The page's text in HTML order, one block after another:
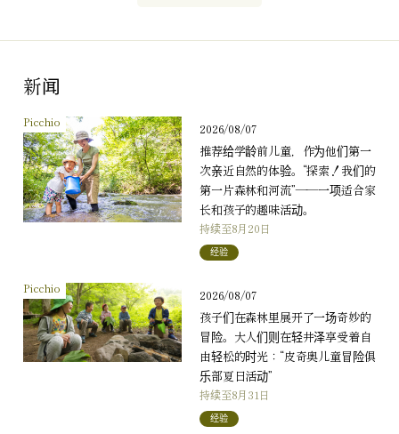
新闻
Picchio 2026/08/07
推荐给学龄前儿童，作为他们第一
次亲近自然的体验。“探索！我们的
第一片森林和河流”——一项适合家
长和孩子的趣味活动。
持续至8月20日
经验
Picchio 2026/08/07
孩子们在森林里展开了一场奇妙的
冒险。大人们则在轻井泽享受着自
由轻松的时光：“皮奇奥儿童冒险俱
乐部夏日活动”
持续至8月31日
经验